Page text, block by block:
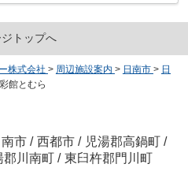
トップへ
株式会社 > 周辺施設案内 > 日南市 > 日
館とむら
南市 / 西都市 / 児湯郡高鍋町 /
郡川南町 / 東臼杵郡門川町